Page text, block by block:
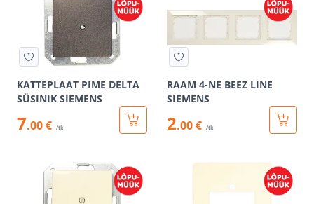
KATTEPLAAT PIME DELTA
SÜSINIK SIEMENS
7.00 € /tk
RAAM 4-NE BEEZ LINE
SIEMENS
2.00 € /tk